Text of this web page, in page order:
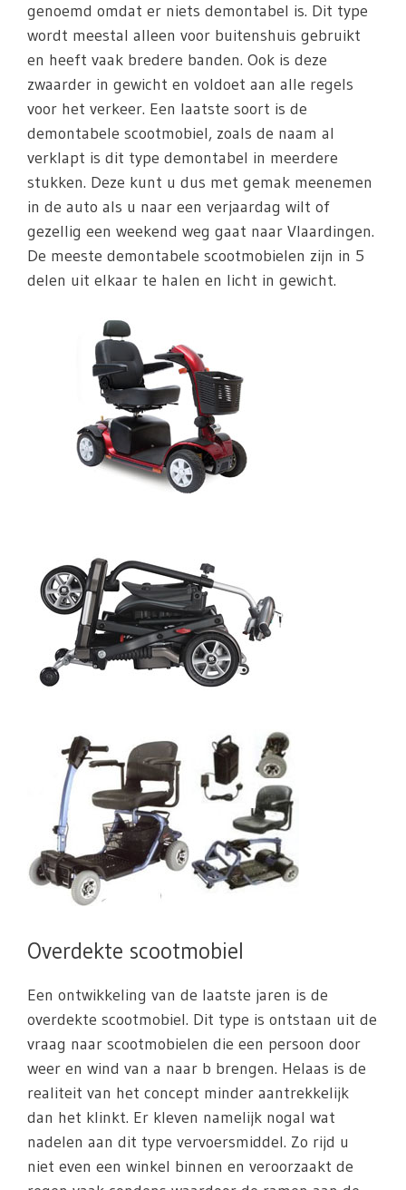
genoemd omdat er niets demontabel is. Dit type
wordt meestal alleen voor buitenshuis gebruikt
en heeft vaak bredere banden. Ook is deze
zwaarder in gewicht en voldoet aan alle regels
voor het verkeer. Een laatste soort is de
demontabele scootmobiel, zoals de naam al
verklapt is dit type demontabel in meerdere
stukken. Deze kunt u dus met gemak meenemen
in de auto als u naar een verjaardag wilt of
gezellig een weekend weg gaat naar Vlaardingen.
De meeste demontabele scootmobielen zijn in 5
delen uit elkaar te halen en licht in gewicht.
Overdekte scootmobiel
Een ontwikkeling van de laatste jaren is de
overdekte scootmobiel. Dit type is ontstaan uit de
vraag naar scootmobielen die een persoon door
weer en wind van a naar b brengen. Helaas is de
realiteit van het concept minder aantrekkelijk
dan het klinkt. Er kleven namelijk nogal wat
nadelen aan dit type vervoersmiddel. Zo rijd u
niet even een winkel binnen en veroorzaakt de